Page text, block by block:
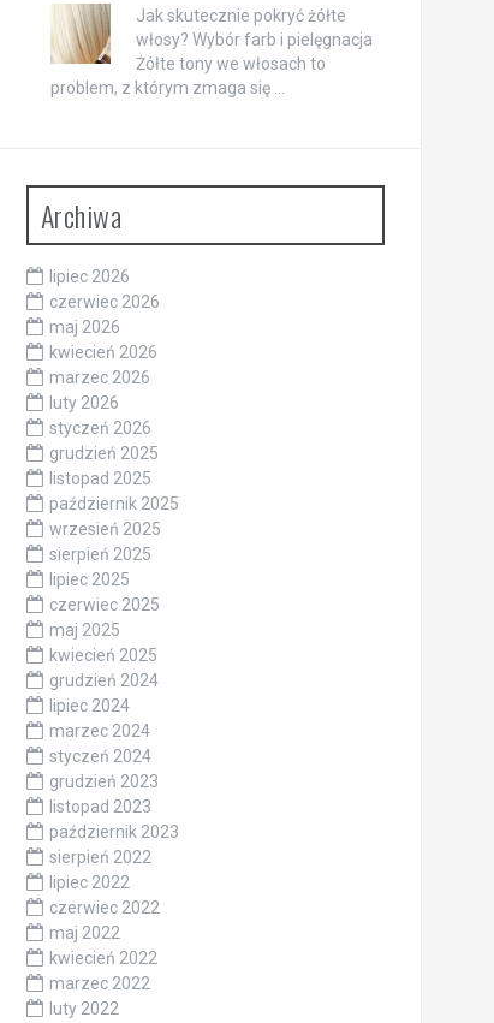
Jak skutecznie pokryć żółte
włosy? Wybór farb i pielęgnacja
Żółte tony we włosach to
problem, z którym zmaga się …
Archiwa
lipiec 2026
czerwiec 2026
maj 2026
kwiecień 2026
marzec 2026
luty 2026
styczeń 2026
grudzień 2025
listopad 2025
październik 2025
wrzesień 2025
sierpień 2025
lipiec 2025
czerwiec 2025
maj 2025
kwiecień 2025
grudzień 2024
lipiec 2024
marzec 2024
styczeń 2024
grudzień 2023
listopad 2023
październik 2023
sierpień 2022
lipiec 2022
czerwiec 2022
maj 2022
kwiecień 2022
marzec 2022
luty 2022